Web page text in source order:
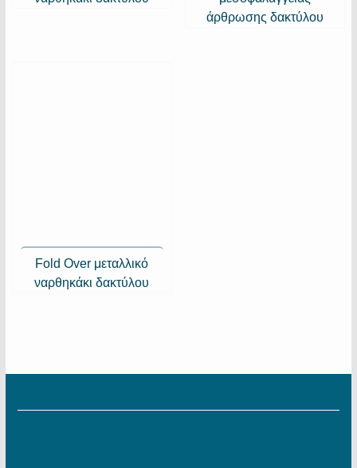
άρθρωσης δακτύλου
Fold Over μεταλλικό
ναρθηκάκι δακτύλου